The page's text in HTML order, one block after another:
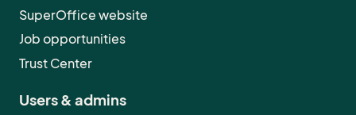
SuperOffice website
Job opportunities
Trust Center
Users & admins